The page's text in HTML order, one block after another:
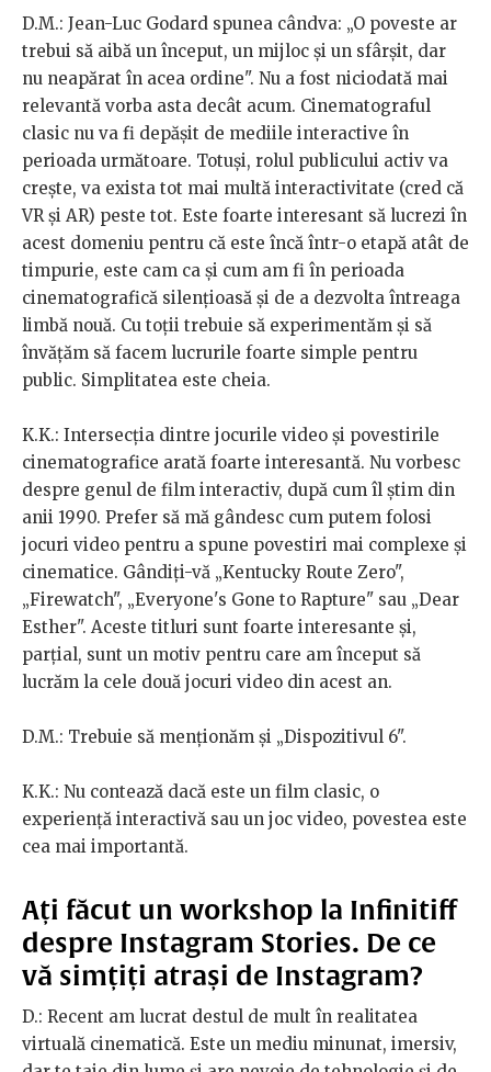
D.M.: Jean-Luc Godard spunea cândva: „O poveste ar
trebui să aibă un început, un mijloc și un sfârșit, dar
nu neapărat în acea ordine". Nu a fost niciodată mai
relevantă vorba asta decât acum. Cinematograful
clasic nu va fi depășit de mediile interactive în
perioada următoare. Totuși, rolul publicului activ va
crește, va exista tot mai multă interactivitate (cred că
VR și AR) peste tot. Este foarte interesant să lucrezi în
acest domeniu pentru că este încă într-o etapă atât de
timpurie, este cam ca și cum am fi în perioada
cinematografică silențioasă și de a dezvolta întreaga
limbă nouă. Cu toții trebuie să experimentăm și să
învățăm să facem lucrurile foarte simple pentru
public. Simplitatea este cheia.
K.K.: Intersecția dintre jocurile video și povestirile
cinematografice arată foarte interesantă. Nu vorbesc
despre genul de film interactiv, după cum îl știm din
anii 1990. Prefer să mă gândesc cum putem folosi
jocuri video pentru a spune povestiri mai complexe și
cinematice. Gândiți-vă „Kentucky Route Zero",
„Firewatch", „Everyone's Gone to Rapture" sau „Dear
Esther". Aceste titluri sunt foarte interesante și,
parțial, sunt un motiv pentru care am început să
lucrăm la cele două jocuri video din acest an.
D.M.: Trebuie să menționăm și „Dispozitivul 6".
K.K.: Nu contează dacă este un film clasic, o
experiență interactivă sau un joc video, povestea este
cea mai importantă.
Ați făcut un workshop la Infinitiff
despre Instagram Stories. De ce
vă simțiți atrași de Instagram?
D.: Recent am lucrat destul de mult în realitatea
virtuală cinematică. Este un mediu minunat, imersiv,